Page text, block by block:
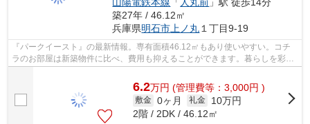
山陽電鉄本線 「 人丸前 」駅 徒歩14分
築27年 / 46.12㎡
兵庫県明石市上ノ丸１丁目9-19
『パークイースト』の最新情報。専有面積46.12㎡もあり使いやすい。コチ
ラのお部屋は新築物件に比べ、費用も抑えることができます。暮らしを彩
6.2万円 (管理費等：3,000円 )
敷金 0ヶ月 礼金
10万円
2階 / 2DK / 46.12㎡